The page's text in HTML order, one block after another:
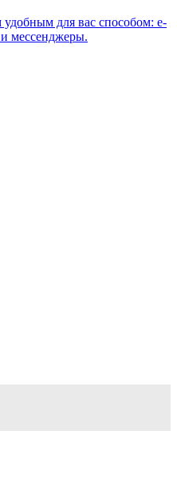
для вас способом: e-
мессенджеры.